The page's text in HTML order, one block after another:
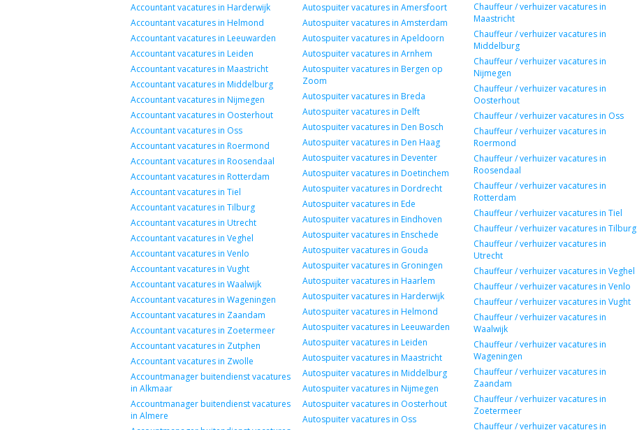
Accountant vacatures in Harderwijk
Accountant vacatures in Helmond
Accountant vacatures in Leeuwarden
Accountant vacatures in Leiden
Accountant vacatures in Maastricht
Accountant vacatures in Middelburg
Accountant vacatures in Nijmegen
Accountant vacatures in Oosterhout
Accountant vacatures in Oss
Accountant vacatures in Roermond
Accountant vacatures in Roosendaal
Accountant vacatures in Rotterdam
Accountant vacatures in Tiel
Accountant vacatures in Tilburg
Accountant vacatures in Utrecht
Accountant vacatures in Veghel
Accountant vacatures in Venlo
Accountant vacatures in Vught
Accountant vacatures in Waalwijk
Accountant vacatures in Wageningen
Accountant vacatures in Zaandam
Accountant vacatures in Zoetermeer
Accountant vacatures in Zutphen
Accountant vacatures in Zwolle
Accountmanager buitendienst vacatures
in Alkmaar
Accountmanager buitendienst vacatures
in Almere
Autospuiter vacatures in Amersfoort
Autospuiter vacatures in Amsterdam
Autospuiter vacatures in Apeldoorn
Autospuiter vacatures in Arnhem
Autospuiter vacatures in Bergen op
Zoom
Autospuiter vacatures in Breda
Autospuiter vacatures in Delft
Autospuiter vacatures in Den Bosch
Autospuiter vacatures in Den Haag
Autospuiter vacatures in Deventer
Autospuiter vacatures in Doetinchem
Autospuiter vacatures in Dordrecht
Autospuiter vacatures in Ede
Autospuiter vacatures in Eindhoven
Autospuiter vacatures in Enschede
Autospuiter vacatures in Gouda
Autospuiter vacatures in Groningen
Autospuiter vacatures in Haarlem
Autospuiter vacatures in Harderwijk
Autospuiter vacatures in Helmond
Autospuiter vacatures in Leeuwarden
Autospuiter vacatures in Leiden
Autospuiter vacatures in Maastricht
Autospuiter vacatures in Middelburg
Autospuiter vacatures in Nijmegen
Autospuiter vacatures in Oosterhout
Autospuiter vacatures in Oss
Chauffeur / verhuizer vacatures in
Maastricht
Chauffeur / verhuizer vacatures in
Middelburg
Chauffeur / verhuizer vacatures in
Nijmegen
Chauffeur / verhuizer vacatures in
Oosterhout
Chauffeur / verhuizer vacatures in Oss
Chauffeur / verhuizer vacatures in
Roermond
Chauffeur / verhuizer vacatures in
Roosendaal
Chauffeur / verhuizer vacatures in
Rotterdam
Chauffeur / verhuizer vacatures in Tiel
Chauffeur / verhuizer vacatures in Tilburg
Chauffeur / verhuizer vacatures in
Utrecht
Chauffeur / verhuizer vacatures in Veghel
Chauffeur / verhuizer vacatures in Venlo
Chauffeur / verhuizer vacatures in Vught
Chauffeur / verhuizer vacatures in
Waalwijk
Chauffeur / verhuizer vacatures in
Wageningen
Chauffeur / verhuizer vacatures in
Zaandam
Chauffeur / verhuizer vacatures in
Zoetermeer
Chauffeur / verhuizer vacatures in